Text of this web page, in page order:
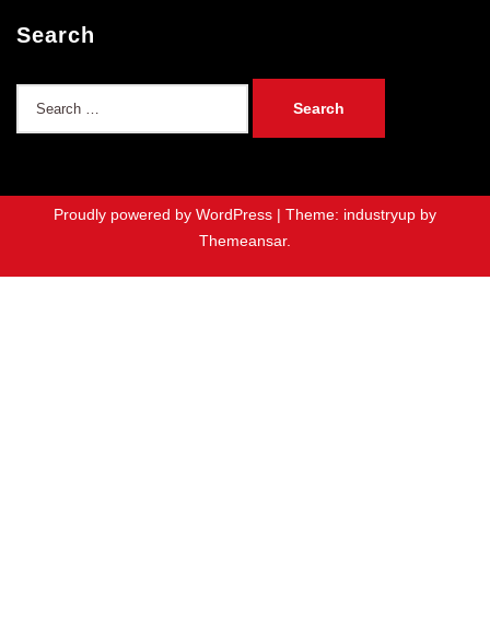
Search
Proudly powered by WordPress | Theme: industryup by
Themeansar.